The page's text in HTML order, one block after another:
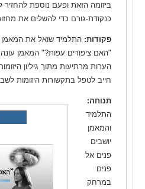
ביזומה הזאת ופעם נוספת
כנקודת-גורם כדי להשלים את
פקודות: התלמיד שואל את המאמן
"האם ציפורים עפות?" המאמן
הערות מרתיעות מתוך גיליון
חייב לטפל בתקשורות היזומות
תנוחה:
התלמיד
והמאמן
יושבים
פנים אל
פנים
במרחק